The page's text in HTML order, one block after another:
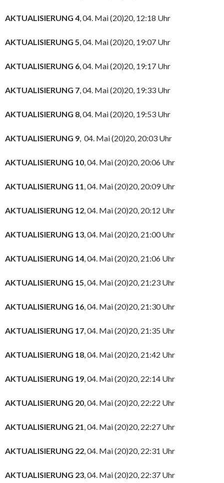
AKTUALISIERUNG 4, 04. Mai (20)20, 12:18 Uhr
AKTUALISIERUNG 5, 04. Mai (20)20, 19:07 Uhr
AKTUALISIERUNG 6, 04. Mai (20)20, 19:17 Uhr
AKTUALISIERUNG 7, 04. Mai (20)20, 19:33 Uhr
AKTUALISIERUNG 8, 04. Mai (20)20, 19:53 Uhr
AKTUALISIERUNG 9, 04. Mai (20)20, 20:03 Uhr
AKTUALISIERUNG 10, 04. Mai (20)20, 20:06 Uhr
AKTUALISIERUNG 11, 04. Mai (20)20, 20:09 Uhr
AKTUALISIERUNG 12, 04. Mai (20)20, 20:12 Uhr
AKTUALISIERUNG 13, 04. Mai (20)20, 21:00 Uhr
AKTUALISIERUNG 14, 04. Mai (20)20, 21:06 Uhr
AKTUALISIERUNG 15, 04. Mai (20)20, 21:23 Uhr
AKTUALISIERUNG 16, 04. Mai (20)20, 21:30 Uhr
AKTUALISIERUNG 17, 04. Mai (20)20, 21:35 Uhr
AKTUALISIERUNG 18, 04. Mai (20)20, 21:42 Uhr
AKTUALISIERUNG 19, 04. Mai (20)20, 22:14 Uhr
AKTUALISIERUNG 20, 04. Mai (20)20, 22:22 Uhr
AKTUALISIERUNG 21, 04. Mai (20)20, 22:27 Uhr
AKTUALISIERUNG 22, 04. Mai (20)20, 22:31 Uhr
AKTUALISIERUNG 23, 04. Mai (20)20, 22:37 Uhr